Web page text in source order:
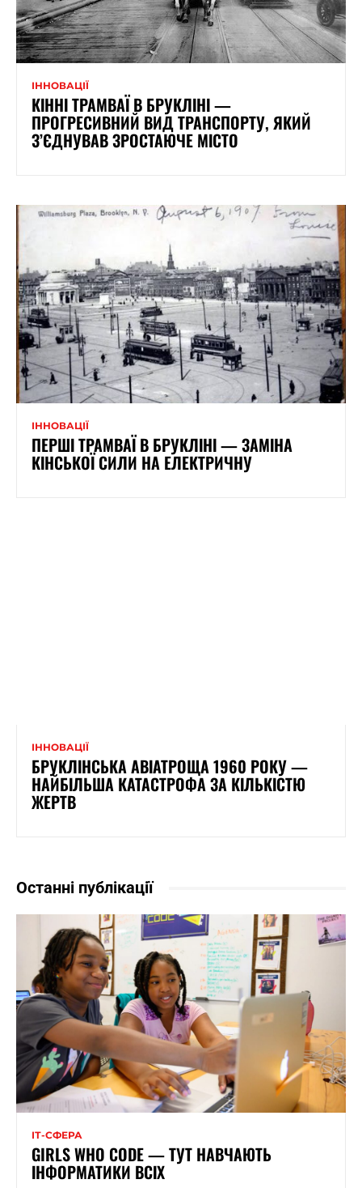
ІННОВАЦІЇ
КІННІ ТРАМВАЇ В БРУКЛІНІ —
ПРОГРЕСИВНИЙ ВИД ТРАНСПОРТУ, ЯКИЙ
З’ЄДНУВАВ ЗРОСТАЮЧЕ МІСТО
ІННОВАЦІЇ
ПЕРШІ ТРАМВАЇ В БРУКЛІНІ — ЗАМІНА
КІНСЬКОЇ СИЛИ НА ЕЛЕКТРИЧНУ
ІННОВАЦІЇ
БРУКЛІНСЬКА АВІАТРОЩА 1960 РОКУ —
НАЙБІЛЬША КАТАСТРОФА ЗА КІЛЬКІСТЮ
ЖЕРТВ
Останні публікації
ІТ-СФЕРА
GIRLS WHO CODE — ТУТ НАВЧАЮТЬ
ІНФОРМАТИКИ ВСІХ